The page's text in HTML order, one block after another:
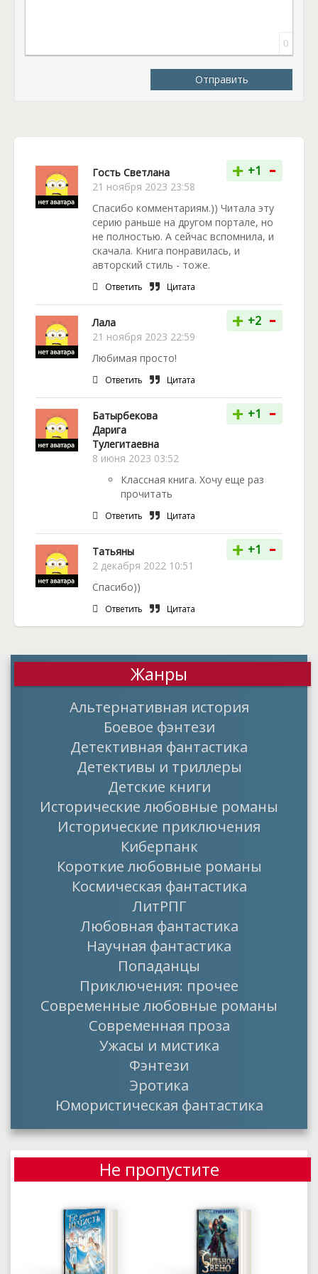
путешествие в Византию, где героине уготовлены
серьезные испытания с преследованиями и даже
попытками расправы. Спасет ли её
0
Отправить
Гость Светлана
21 ноября 2023 23:58
+ +1 -
Спасибо комментариям.)) Читала эту
серию раньше на другом портале, но
не полностью. А сейчас вспомнила, и
скачала. Книга понравилась, и
авторский стиль - тоже.
Ответить Цитата
Лала
21 ноября 2023 22:59
+ +2 -
Любимая просто!
Ответить Цитата
Батырбекова
Дарига
Тулегитаевна
8 июня 2023 03:52
+ +1 -
Классная книга. Хочу еще раз
прочитать
Ответить Цитата
Татьяны
2 декабря 2022 10:51
+ +1 -
Спасибо))
Ответить Цитата
Жанры
Альтернативная история
Боевое фэнтези
Детективная фантастика
Детективы и триллеры
Детские книги
Исторические любовные романы
Исторические приключения
Киберпанк
Короткие любовные романы
Космическая фантастика
ЛитРПГ
Любовная фантастика
Научная фантастика
Попаданцы
Приключения: прочее
Современные любовные романы
Современная проза
Ужасы и мистика
Фэнтези
Эротика
Юмористическая фантастика
Не пропустите